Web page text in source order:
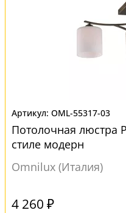
OML-55317-03
Потолочная люстра
стиле модерн
Omnilux (Италия)
4 260 ₽